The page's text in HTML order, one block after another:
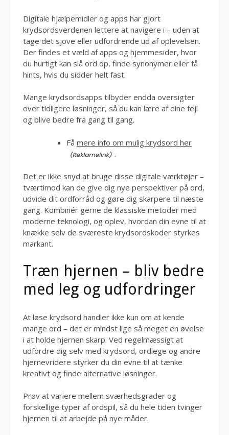
Digitale hjælpemidler og apps har gjort
krydsordsverdenen lettere at navigere i – uden at
tage det sjove eller udfordrende ud af oplevelsen.
Der findes et væld af apps og hjemmesider, hvor
du hurtigt kan slå ord op, finde synonymer eller få
hints, hvis du sidder helt fast.
Mange krydsordsapps tilbyder endda oversigter
over tidligere løsninger, så du kan lære af dine fejl
og blive bedre fra gang til gang.
Få mere info om mulig krydsord her
.
Det er ikke snyd at bruge disse digitale værktøjer –
tværtimod kan de give dig nye perspektiver på ord,
udvide dit ordforråd og gøre dig skarpere til næste
gang. Kombinér gerne de klassiske metoder med
moderne teknologi, og oplev, hvordan din evne til at
knække selv de sværeste krydsordskoder styrkes
markant.
Træn hjernen – bliv bedre
med leg og udfordringer
At løse krydsord handler ikke kun om at kende
mange ord – det er mindst lige så meget en øvelse
i at holde hjernen skarp. Ved regelmæssigt at
udfordre dig selv med krydsord, ordlege og andre
hjernevridere styrker du din evne til at tænke
kreativt og finde alternative løsninger.
Prøv at variere mellem sværhedsgrader og
forskellige typer af ordspil, så du hele tiden tvinger
hjernen til at arbejde på nye måder.